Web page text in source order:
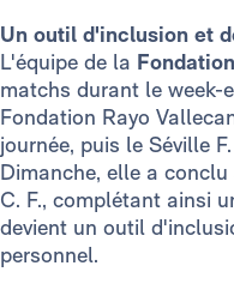
Un outil d'inclusion et
L'équipe de la
matchs durant le week-
Fondation Rayo
journée, puis le Séville
Dimanche, elle a
C. F., complétant ainsi
devient un outil
personnel.